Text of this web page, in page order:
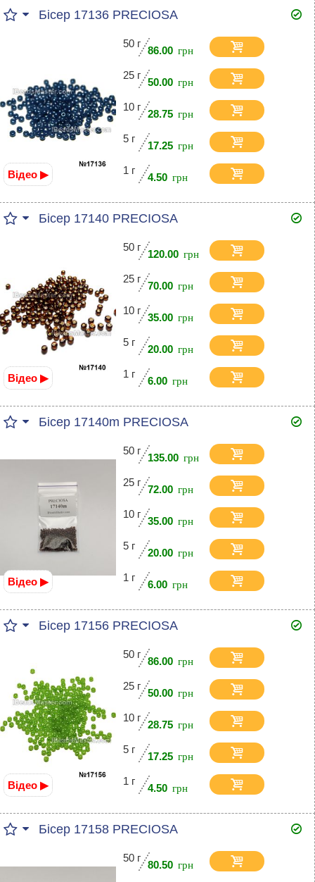
Бісер 17136 PRECIOSA
Відео ▶
50 г
86.00
25 г
50.00
10 г
28.75
5 г
17.25
1 г
4.50
Бісер 17140 PRECIOSA
Відео ▶
50 г
120.00
25 г
70.00
10 г
35.00
5 г
20.00
1 г
6.00
Бісер 17140m PRECIOSA
Відео ▶
50 г
135.00
25 г
72.00
10 г
35.00
5 г
20.00
1 г
6.00
Бісер 17156 PRECIOSA
Відео ▶
50 г
86.00
25 г
50.00
10 г
28.75
5 г
17.25
1 г
4.50
Бісер 17158 PRECIOSA
50 г
80.50